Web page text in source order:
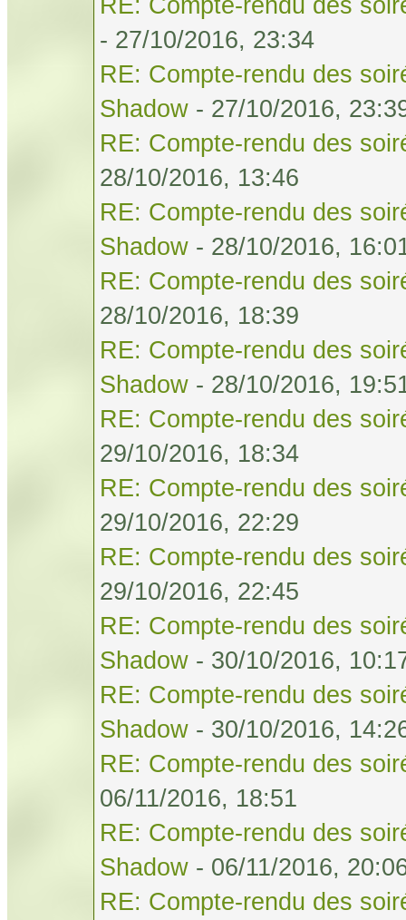
- 27/10/2016, 23:34
RE: Compte-rendu des
Shadow - 27/10/2016,
RE: Compte-rendu des
28/10/2016, 13:46
RE: Compte-rendu des
Shadow - 28/10/2016,
RE: Compte-rendu des
28/10/2016, 18:39
RE: Compte-rendu des
Shadow - 28/10/2016,
RE: Compte-rendu des
29/10/2016, 18:34
RE: Compte-rendu des
29/10/2016, 22:29
RE: Compte-rendu des
29/10/2016, 22:45
RE: Compte-rendu des
Shadow - 30/10/2016,
RE: Compte-rendu des
Shadow - 30/10/2016,
RE: Compte-rendu des
06/11/2016, 18:51
RE: Compte-rendu des
Shadow - 06/11/2016,
RE: Compte-rendu des